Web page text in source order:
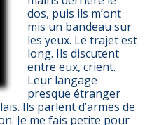
dos, puis ils m’ont
mis un bandeau sur
les yeux. Le trajet est
long. Ils discutent
entre eux, crient.
Leur langage
presque étranger
Ils parlent d’armes de
Je me fais petite pour